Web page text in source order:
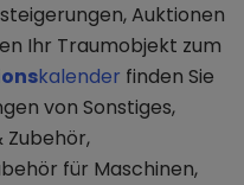
Auktionen
Ihr Traumobjekt zum
kalender finden Sie
von Sonstiges,
für Maschinen,